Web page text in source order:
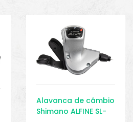
Alavanca de câmbio
Shimano ALFINE SL-